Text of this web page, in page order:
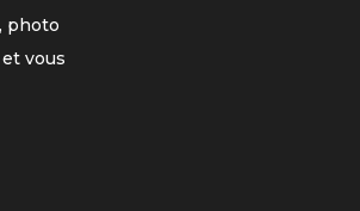
photo
vous